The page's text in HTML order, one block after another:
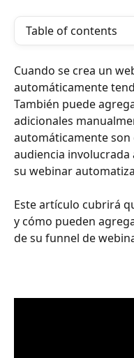
Table of contents
Cuando se crea un
automáticamente
También puede
adicionales
automáticamente son
audiencia
su webinar
Este artículo cubrirá
y cómo pueden
de su funnel de